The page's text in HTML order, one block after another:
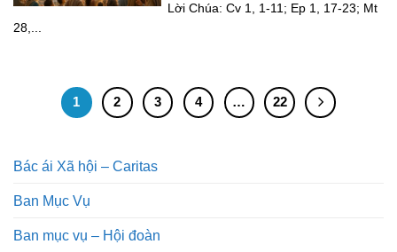
Lời Chúa: Cv 1, 1-11; Ep 1, 17-23; Mt
28,...
1 2 3 4 … 22
Bác ái Xã hội – Caritas
Ban Mục Vụ
Ban mục vụ – Hội đoàn